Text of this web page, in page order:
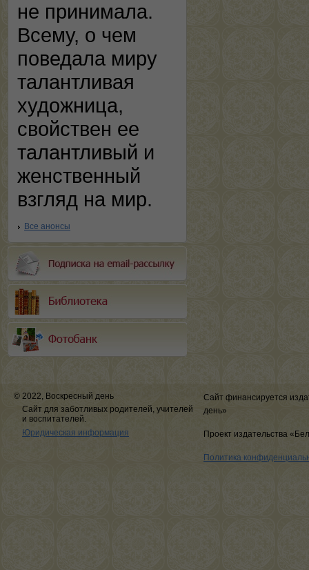
не принимала.
Всему, о чем
поведала миру
талантливая
художница,
свойствен ее
талантливый и
женственный
взгляд на мир.
Все анонсы
© 2022, Воскресный день
Сайт для заботливых родителей, учителей
и воспитателей.
Юридическая информация
Сайт финансируется
день»
Проект издательства
Политика